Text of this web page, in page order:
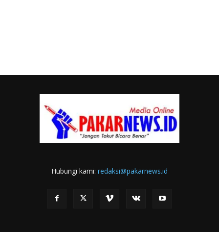
Hubungi kami: redaksi@pakarnews.id